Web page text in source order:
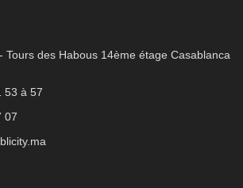
Tours des Habous 14ème étage Casablanca
53 à 57
07